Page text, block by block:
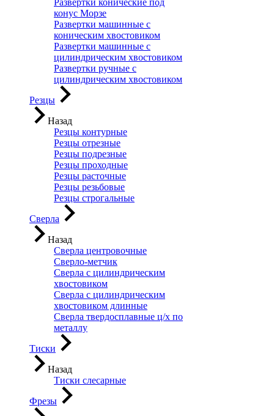
Развертки конические под
конус Морзе
Развертки машинные с
коническим хвостовиком
Развертки машинные с
цилиндрическим хвостовиком
Развертки ручные с
цилиндрическим хвостовиком
Резцы
Назад
Резцы контурные
Резцы отрезные
Резцы подрезные
Резцы проходные
Резцы расточные
Резцы резьбовые
Резцы строгальные
Сверла
Назад
Сверла центровочные
Сверло-метчик
Сверла с цилиндрическим
хвостовиком
Сверла с цилиндрическим
хвостовиком длинные
Сверла твердосплавные ц/х по
металлу
Тиски
Назад
Тиски слесарные
Фрезы